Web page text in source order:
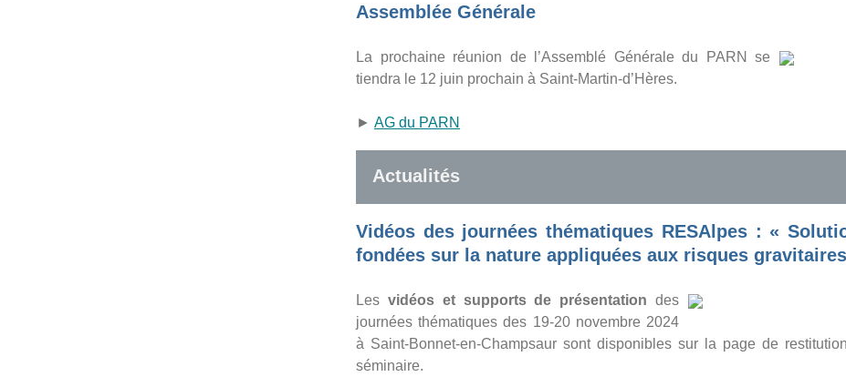
Assemblée Générale
La prochaine réunion de l’Assemblé Générale du PARN se
tiendra le 12 juin prochain à Saint-Martin-d’Hères.
► AG du PARN
Actualités
Vidéos des journées thématiques RESAlpes : «
fondées sur la nature appliquées aux risques
Les vidéos et supports de présentation des
journées thématiques des 19-20 novembre 2024
à Saint-Bonnet-en-Champsaur sont disponibles sur la page de
séminaire.